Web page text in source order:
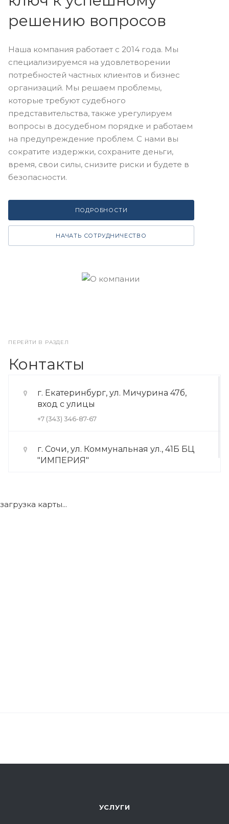
решению вопросов
Наша компания работает с 2014 года. Мы
специализируемся на удовлетворении
потребностей частных клиентов и бизнес
организаций. Мы решаем проблемы,
которые требуют судебного
представительства, также урегулируем
вопросы в досудебном порядке и работаем
на предупреждение проблем. С нами вы
сократите издержки, сохраните деньги,
время, свои силы, снизите риски и будете в
безопасности.
ПОДРОБНОСТИ
НАЧАТЬ СОТРУДНИЧЕСТВО
ПЕРЕЙТИ В РАЗДЕЛ
Контакты
г. Екатеринбург, ул. Мичурина 47б,
вход с улицы
+7 (343) 346-87-67
г. Сочи, ул. Коммунальная ул., 41Б БЦ
"ИМПЕРИЯ"
загрузка карты...